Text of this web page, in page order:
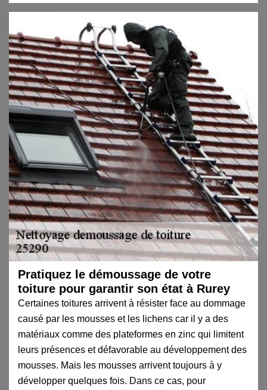
Pratiquez le démoussage de votre
toiture pour garantir son état à Rurey
Certaines toitures arrivent à résister face au dommage
causé par les mousses et les lichens car il y a des
matériaux comme des plateformes en zinc qui limitent
leurs présences et défavorable au développement des
mousses. Mais les mousses arrivent toujours à y
développer quelques fois. Dans ce cas, pour